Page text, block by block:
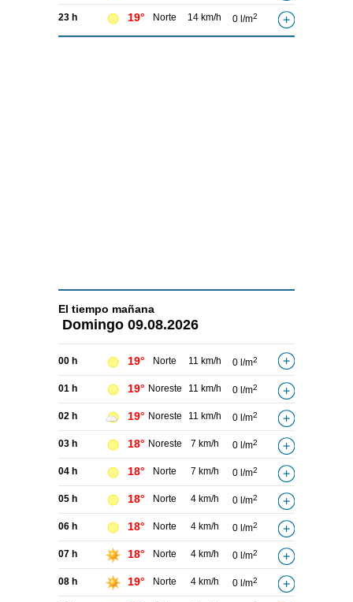
23 h 19° Norte 14 km/h 0 l/m2
El tiempo mañana
Domingo 09.08.2026
00 h 19° Norte 11 km/h 0 l/m2
01 h 19° Noreste 11 km/h 0 l/m2
02 h 19° Noreste 11 km/h 0 l/m2
03 h 18° Noreste 7 km/h 0 l/m2
04 h 18° Norte 7 km/h 0 l/m2
05 h 18° Norte 4 km/h 0 l/m2
06 h 18° Norte 4 km/h 0 l/m2
07 h 18° Norte 4 km/h 0 l/m2
08 h 19° Norte 4 km/h 0 l/m2